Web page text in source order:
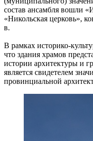
состав ансамбля вошли
«Никольская церковь»,
в.
В рамках историко-
что здания храмов
истории архитектуры и
является свидетелем
провинциальной